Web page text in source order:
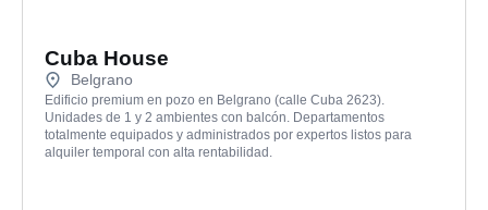
Cuba House
Belgrano
Edificio premium en pozo en Belgrano (calle Cuba 2623).
Unidades de 1 y 2 ambientes con balcón. Departamentos
totalmente equipados y administrados por expertos listos para
alquiler temporal con alta rentabilidad.